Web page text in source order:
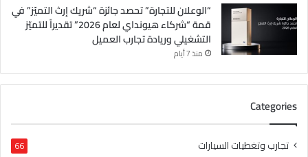
“الوعلان للتجارة” تحصد جائزة “شريك إرث التميّز” في
قمة “شركاء هيونداي لعام 2026” تقديراً للتميّز
التشغيلي وريادة تجارب العميل
منذ 7 أيام
Categories
تجارب وتغطيات السيارات 66